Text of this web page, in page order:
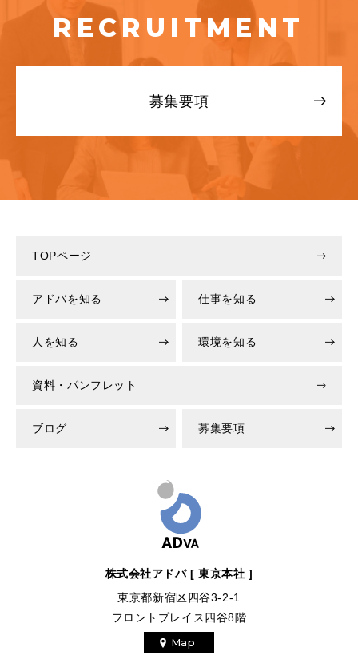
RECRUITMENT
募集要項
株式会社アドバ [ 東京本社 ]
東京都新宿区四谷3-2-1
フロントプレイス四谷8階
Map
TOPページ
アドバを知る 仕事を知る
人を知る 環境を知る
資料・パンフレット
ブログ 募集要項